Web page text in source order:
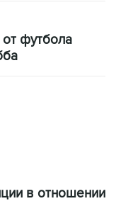
футбола
в отношении